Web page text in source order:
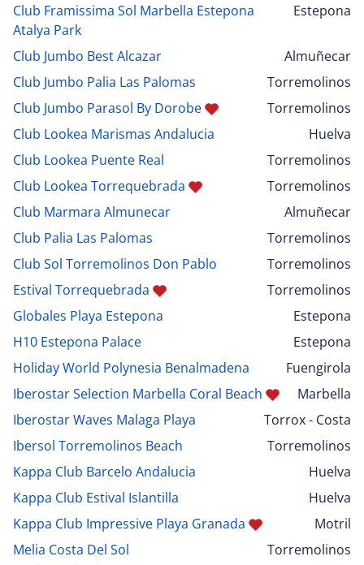
Club Framissima Sol Marbella Estepona
Atalya Park
Estepona
Club Jumbo Best Alcazar
Almuñecar
Club Jumbo Palia Las Palomas
Torremolinos
Club Jumbo Parasol By Dorobe
Torremolinos
Club Lookea Marismas Andalucia
Huelva
Club Lookea Puente Real
Torremolinos
Club Lookea Torrequebrada
Torremolinos
Club Marmara Almunecar
Almuñecar
Club Palia Las Palomas
Torremolinos
Club Sol Torremolinos Don Pablo
Torremolinos
Estival Torrequebrada
Torremolinos
Globales Playa Estepona
Estepona
H10 Estepona Palace
Estepona
Holiday World Polynesia Benalmadena
Fuengirola
Iberostar Selection Marbella Coral Beach
Marbella
Iberostar Waves Malaga Playa
Torrox - Costa
Ibersol Torremolinos Beach
Torremolinos
Kappa Club Barcelo Andalucia
Huelva
Kappa Club Estival Islantilla
Huelva
Kappa Club Impressive Playa Granada
Motril
Melia Costa Del Sol
Torremolinos